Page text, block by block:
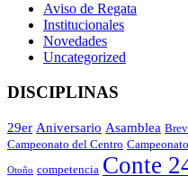
Aviso de Regata
Institucionales
Novedades
Uncategorized
DISCIPLINAS
29er Aniversario Asamblea
Campeonato del Centro
Otoño competencia Conte